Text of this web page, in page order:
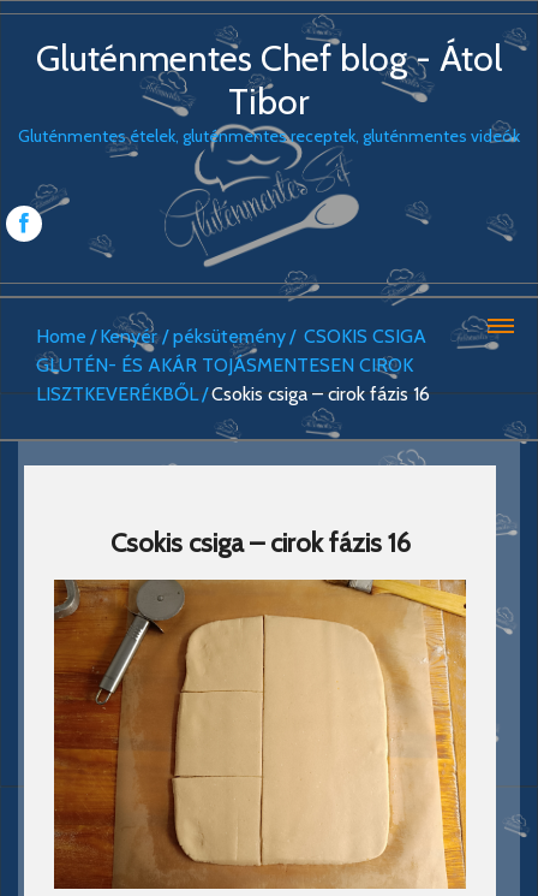
Gluténmentes Chef blog - Átol
Tibor
Gluténmentes ételek, gluténmentes receptek, gluténmentes videók
Home Kenyér / péksütemény
CSOKIS CSIGA
GLUTÉN- ÉS AKÁR TOJÁSMENTESEN CIROK
LISZTKEVERÉKBŐL Csokis csiga – cirok fázis 16
Csokis csiga – cirok fázis 16